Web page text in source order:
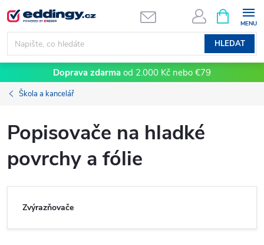
Přejít
na
obsah
HLEDAT
NÁKUPNÍ
KOŠÍK
Doprava zdarma od 2.000 Kč nebo €79
Škola a kancelář
Popisovače na hladké
povrchy a fólie
Zvýrazňovače